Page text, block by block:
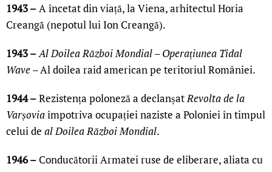
1943 –A încetat din viață, la Viena, arhitectul Horia
Creangă (nepotul lui Ion Creangă).
1943 –Al Doilea Război Mondial – Operațiunea Tidal
Wave –Al doilea raid american pe teritoriul României.
1944 –Rezistența poloneză a declanșatRevolta de la
Varșoviaîmpotriva ocupației naziste a Poloniei în timpul
celui de al Doilea Război Mondial.
1946 – Conducătorii Armatei ruse de eliberare, aliata cu